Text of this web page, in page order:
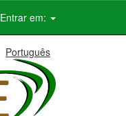
Entrar em:
Português